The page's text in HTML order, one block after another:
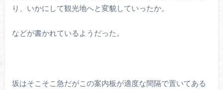
り、いかにして観光地へと変貌していったか。
などが書かれているようだった。
坂はそこそこ急だがこの案内板が適度な間隔で置いてある